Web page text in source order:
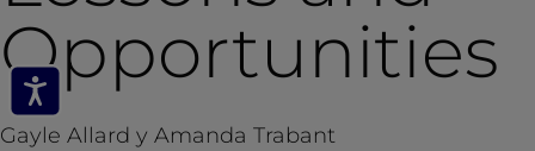
Opportunities
Gayle Allard y Amanda Trabant